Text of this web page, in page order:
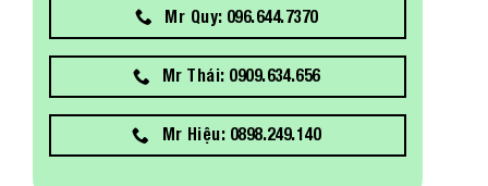
Mr Quy: 096.644.7370
Mr Thái: 0909.634.656
Mr Hiệu: 0898.249.140